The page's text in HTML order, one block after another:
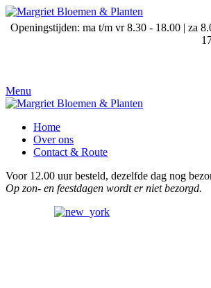
Openingstijden: ma t/m vr 8.30 - 18.00 | za
Menu
Home
Over ons
Contact & Route
Voor 12.00 uur besteld, dezelfde dag nog
Op zon- en feestdagen wordt er niet bezorgd.